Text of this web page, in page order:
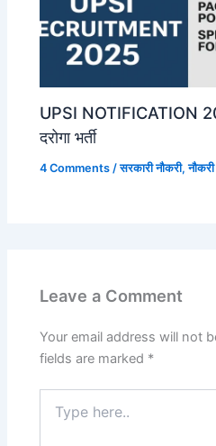
UPSI NOTIFICATION
दरोगा भर्ती
4 Comments /सरकारी नौकरी,नौकरी
Leave a Comment
Your email address will not
fields are marked *
here..